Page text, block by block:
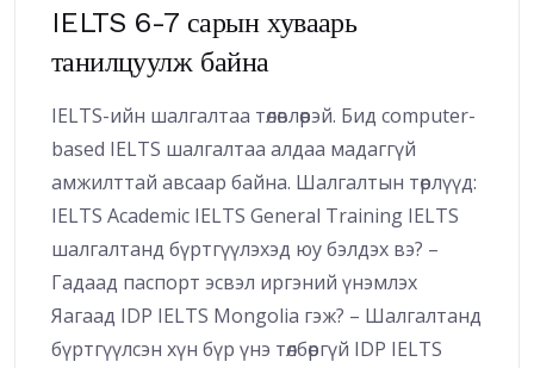
IELTS 6-7 сарын хуваарь
танилцуулж байна
IELTS-ийн шалгалтаа төлөвлөөрэй. Бид computer-
based IELTS шалгалтаа алдаа мадаггүй
амжилттай авсаар байна. Шалгалтын төрлүүд:
IELTS Academic IELTS General Training IELTS
шалгалтанд бүртгүүлэхэд юу бэлдэх вэ? –
Гадаад паспорт эсвэл иргэний үнэмлэх
Яагаад IDP IELTS Mongolia гэж? – Шалгалтанд
бүртгүүлсэн хүн бүр үнэ төлбөргүй IDP IELTS